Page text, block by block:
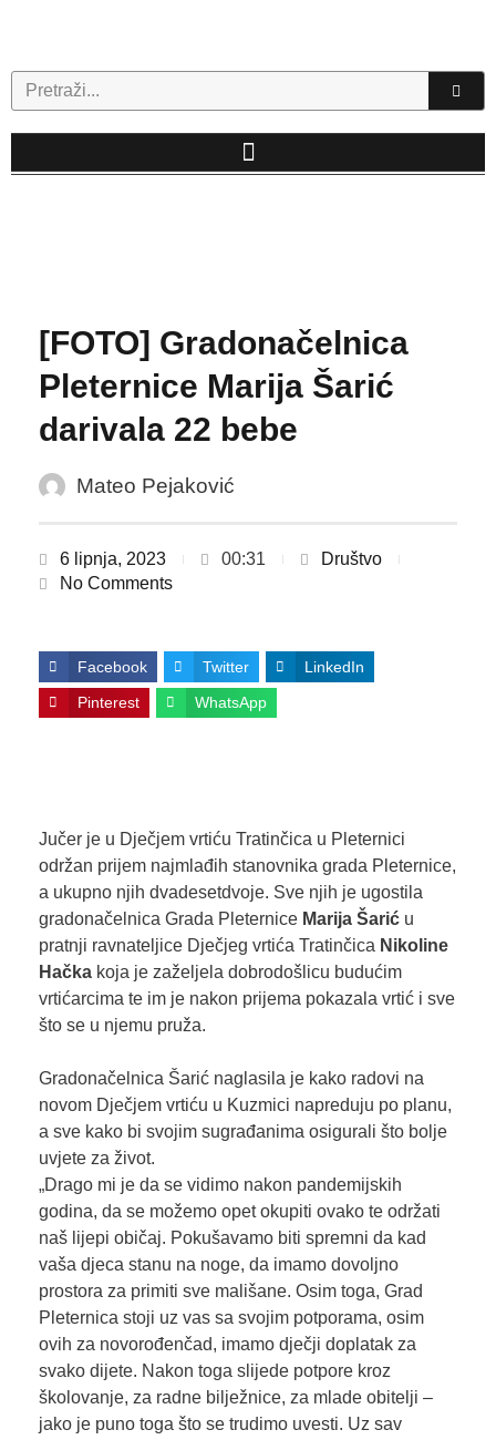
Search
[FOTO] Gradonačelnica
Pleternice Marija Šarić
darivala 22 bebe
Mateo Pejaković
6 lipnja, 2023 00:31
Društvo
No Comments
Facebook Twitter LinkedIn
Pinterest WhatsApp
Jučer je u Dječjem vrtiću Tratinčica u Pleternici
održan prijem najmlađih stanovnika grada Pleternice,
a ukupno njih dvadesetdvoje. Sve njih je ugostila
gradonačelnica Grada Pleternice Marija Šariću
pratnji ravnateljice Dječjeg vrtića Tratinčica Nikoline
Hačkakoja je zaželjela dobrodošlicu budućim
vrtićarcima te im je nakon prijema pokazala vrtić i sve
što se u njemu pruža.
Gradonačelnica Šarić naglasila je kako radovi na
novom Dječjem vrtiću u Kuzmici napreduju po planu,
a sve kako bi svojim sugrađanima osigurali što bolje
uvjete za život.
„Drago mi je da se vidimo nakon pandemijskih
godina, da se možemo opet okupiti ovako te održati
naš lijepi običaj. Pokušavamo biti spremni da kad
vaša djeca stanu na noge, da imamo dovoljno
prostora za primiti sve mališane. Osim toga, Grad
Pleternica stoji uz vas sa svojim potporama, osim
ovih za novorođenčad, imamo dječji doplatak za
svako dijete. Nakon toga slijede potpore kroz
školovanje, za radne bilježnice, za mlade obitelji –
jako je puno toga što se trudimo uvesti. Uz sav